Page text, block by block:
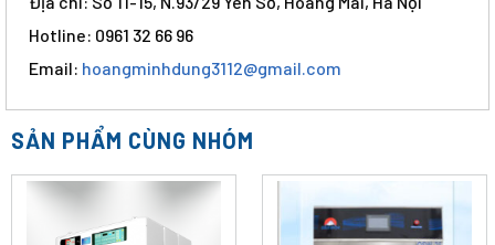
Hotline: 0961 32 66 96
Email: hoangminhdung3112@gmail.com
SẢN PHẨM CÙNG NHÓM